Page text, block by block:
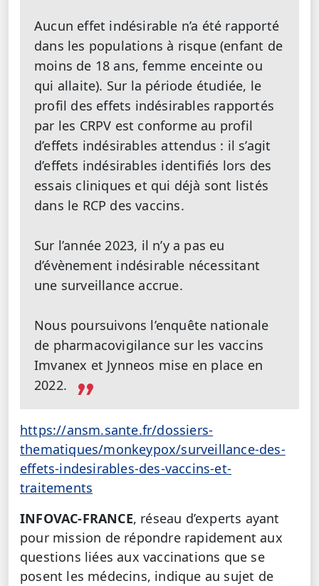
Aucun effet indésirable n’a été rapporté
dans les populations à risque (enfant de
moins de 18 ans, femme enceinte ou
qui allaite). Sur la période étudiée, le
profil des effets indésirables rapportés
par les CRPV est conforme au profil
d’effets indésirables attendus : il s’agit
d’effets indésirables identifiés lors des
essais cliniques et qui déjà sont listés
dans le RCP des vaccins.
Sur l’année 2023, il n’y a pas eu
d’évènement indésirable nécessitant
une surveillance accrue.
Nous poursuivons l’enquête nationale
de pharmacovigilance sur les vaccins
Imvanex et Jynneos mise en place en
2022.
https://ansm.sante.fr/dossiers-
thematiques/monkeypox/surveillance-des-
effets-indesirables-des-vaccins-et-
traitements
INFOVAC-FRANCE, réseau d’experts ayant
pour mission de répondre rapidement aux
questions liées aux vaccinations que se
posent les médecins, indique au sujet de